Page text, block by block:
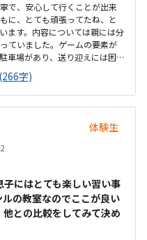
で、安心して行くことが出来
に、とても頑張ってたね、と
ます。内容については親には分
ていました。ゲームの要素が
車場があり、送り迎えには困
る場所があります。入口が広
います。塾らしく落ち着いて
したが、他のプログラミング
字)
体験生
にはとても楽しい習い事
の教室なのでここが良い
との比較をしてみて決め